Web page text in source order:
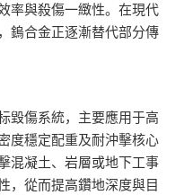
率與殺傷一緻性。在現代
鎢合金正逐漸替代部分傳
毀傷系統，主要應用于高
度穩定配重及耐沖擊核心
混凝土、岩層或地下工事
，從而提高鑽地深度與目